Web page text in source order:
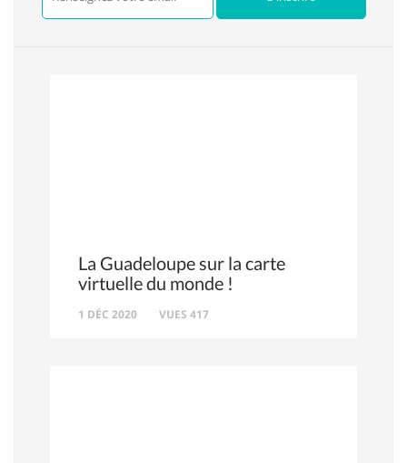
La Guadeloupe sur la carte
virtuelle du monde !
1 DÉC 2020 VUES 417